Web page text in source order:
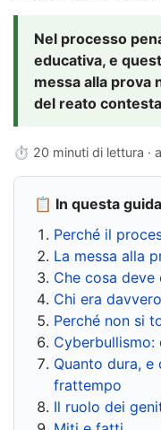
Nel processo
educativa, e
messa alla prova
del reato
⏱ 20 minuti di lettura ·
📋 In questa guida
Perché il
La messa alla
Che cosa
Chi era
Perché non si
Cyberbullismo:
Quanto dura, e
frattempo
Il ruolo dei